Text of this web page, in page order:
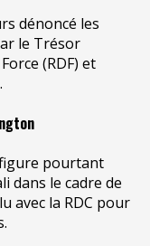
dénoncé les
le Trésor
(RDF) et
figure pourtant
dans le cadre de
avec la RDC pour